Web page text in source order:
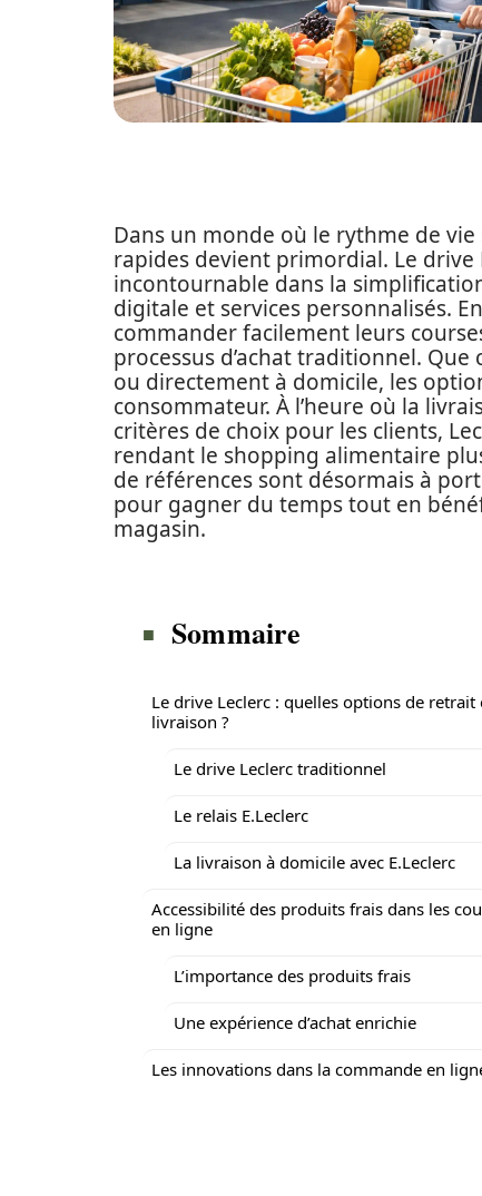
Dans un monde où le rythme de
rapides devient primordial. Le drive
incontournable dans la
digitale et services personnalisés.
commander facilement leurs
processus d’achat traditionnel.
ou directement à domicile, les
consommateur. À l’heure où la
critères de choix pour les clients,
rendant le shopping alimentaire
de références sont désormais à
pour gagner du temps tout en
magasin.
Sommaire
Le drive Leclerc : quelles options de retrait
livraison ?
Le drive Leclerc traditionnel
Le relais E.Leclerc
La livraison à domicile avec E.Leclerc
Accessibilité des produits frais dans les
en ligne
L’importance des produits frais
Une expérience d’achat enrichie
Les innovations dans la commande en